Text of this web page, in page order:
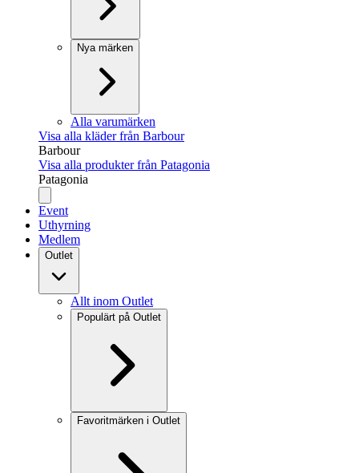
Nya märken
Alla varumärken
Visa alla kläder från Barbour
Barbour
Visa alla produkter från Patagonia
Patagonia
Event
Uthyrning
Medlem
Outlet
Allt inom Outlet
Populärt på Outlet
Favoritmärken i Outlet